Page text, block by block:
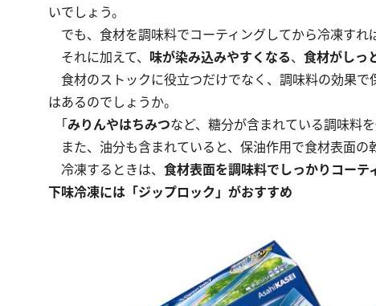
いでしょう。
でも、食材を調味料でコーティングしてから冷凍すれ
それに加えて、 味が染み込みやすくなる、 食材がしっ
食材のストックに役立つだけでなく、調味料の効果
はあるのでしょうか。
「みりんやはちみつなど、糖分が含まれている調味料
また、油分も含まれていると、保油作用で食材表面の
冷凍するときは、 食材表面を調味料でしっかりコーテ
下味冷凍には「ジップロック」がおすすめ